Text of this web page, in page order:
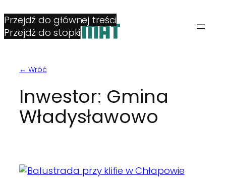
Przejdź do głównej treści
Przejdź do stopki
← Wróć
Inwestor: Gmina
Władysławowo